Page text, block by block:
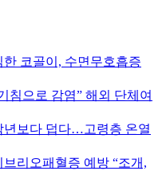
코골이, 수면무호흡증
침으로 감염” 해외 단체여
년보다 덥다…고령층 온열
리오패혈증 예방 “조개,